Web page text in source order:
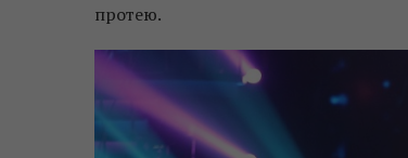
протею.